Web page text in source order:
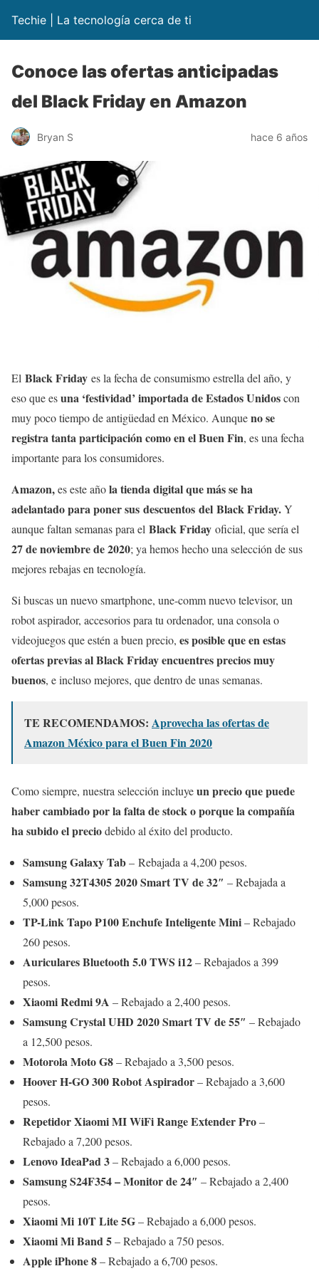
Techie | La tecnología cerca de ti
Conoce las ofertas anticipadas
del Black Friday en Amazon
Bryan S hace 6 años
El Black Friday es la fecha de consumismo estrella del año, y
eso que esuna ‘festividad’ importada de Estados Unidoscon
muy poco tiempo de antigüedad en México. Aunqueno se
registra tanta participación como en el Buen Fin, es una fecha
importante para los consumidores.
Amazon,es este añola tienda digital que más se ha
adelantado para poner sus descuentos del Black Friday.Y
aunque faltan semanas para el Black Friday oficial, que sería el
27 de noviembre de 2020; ya hemos hecho una selección de sus
mejores rebajas en tecnología.
Si buscas un nuevo smartphone, une-comm nuevo televisor, un
robot aspirador, accesorios para tu ordenador, una consola o
videojuegos que estén a buen precio, es posible que en estas
ofertas previas al Black Friday encuentres precios muy
buenos, e incluso mejores, que dentro de unas semanas.
TE RECOMENDAMOS: Aprovecha las ofertas de
Amazon México para el Buen Fin 2020
Como siempre, nuestra selección incluyeun precio que puede
haber cambiado por la falta de stock o porque la compañía
ha subido el preciodebido al éxito del producto.
Samsung Galaxy Tab– Rebajada a 4,200 pesos.
Samsung 32T4305 2020 Smart TV de 32″ – Rebajada a
5,000 pesos.
TP-Link Tapo P100 Enchufe Inteligente Mini– Rebajado
260 pesos.
Auriculares Bluetooth 5.0 TWS i12– Rebajados a 399
pesos.
Xiaomi Redmi 9A – Rebajado a 2,400 pesos.
Samsung Crystal UHD 2020 Smart TV de 55″ – Rebajado
a 12,500 pesos.
Motorola Moto G8– Rebajado a 3,500 pesos.
Hoover H-GO 300 Robot Aspirador– Rebajado a 3,600
pesos.
Repetidor Xiaomi MI WiFi Range Extender Pro–
Rebajado a 7,200 pesos.
Lenovo IdeaPad 3– Rebajado a 6,000 pesos.
Samsung S24F354 – Monitor de 24″ – Rebajado a 2,400
pesos.
Xiaomi Mi 10T Lite 5G– Rebajado a 6,000 pesos.
Xiaomi Mi Band 5– Rebajado a 750 pesos.
Apple iPhone 8– Rebajado a 6,700 pesos.